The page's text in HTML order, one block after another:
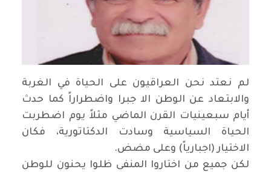
لم نعتد نحن العراقيون على الحياة في الغربة
والابتعاد عن الوطن الا جبرا واضطراراً كما حدث
أيام سبعينيات القرن الماضي مثلاً يوم اضطربت
الحياة السياسية وسادت الدكتاتورية، فكان
الاختيار (اجبارياً) وعلى مضض.
لكن جميع من اختاروا المنفى ظلوا يحنون للوطن